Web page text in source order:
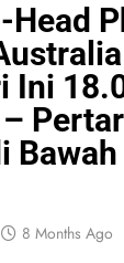
Head
Ini
8 Months Ago